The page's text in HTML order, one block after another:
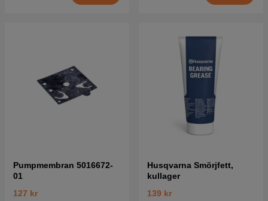
Pumpmembran 5016672-
01
127 kr
Husqvarna Smörjfett,
kullager
139 kr